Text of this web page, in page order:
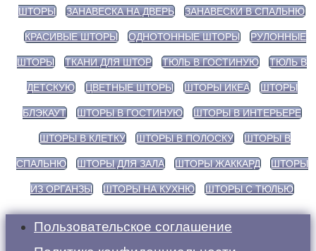
ШТОРЫ ЗАНАВЕСКА НА ДВЕРЬ ЗАНАВЕСКИ В СПАЛЬНЮ
КРАСИВЫЕ ШТОРЫ ОДНОТОННЫЕ ШТОРЫ РУЛОННЫЕ
ШТОРЫ ТКАНИ ДЛЯ ШТОР ТЮЛЬ В ГОСТИНУЮ ТЮЛЬ В
ДЕТСКУЮ ЦВЕТНЫЕ ШТОРЫ ШТОРЫ ИКЕА ШТОРЫ
БЛЭКАУТ ШТОРЫ В ГОСТИНУЮ ШТОРЫ В ИНТЕРЬЕРЕ
ШТОРЫ В КЛЕТКУ ШТОРЫ В ПОЛОСКУ ШТОРЫ В
СПАЛЬНЮ ШТОРЫ ДЛЯ ЗАЛА ШТОРЫ ЖАККАРД ШТОРЫ
ИЗ ОРГАНЗЫ ШТОРЫ НА КУХНЮ ШТОРЫ С ТЮЛЬЮ
Пользовательское соглашение